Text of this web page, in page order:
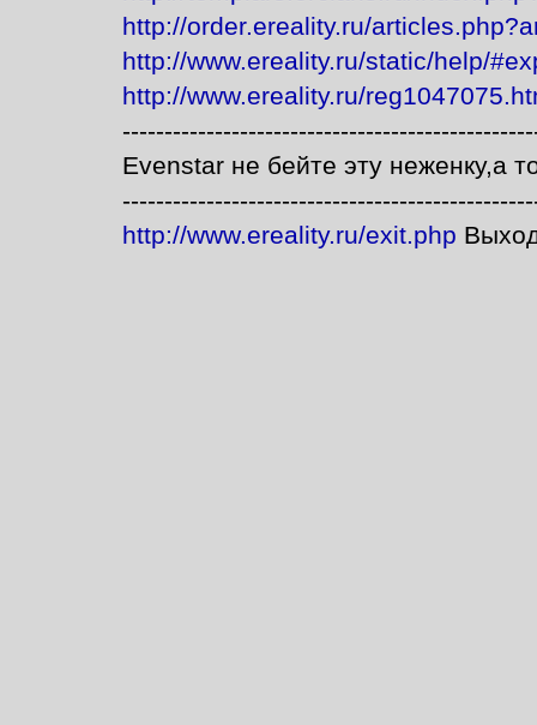
http://order.ereality.ru/
http://www.ereality.ru/static/help/
http://www.ereality.ru/
Evenstar не бейте эту неженку,а
http://www.ereality.ru/exit.php